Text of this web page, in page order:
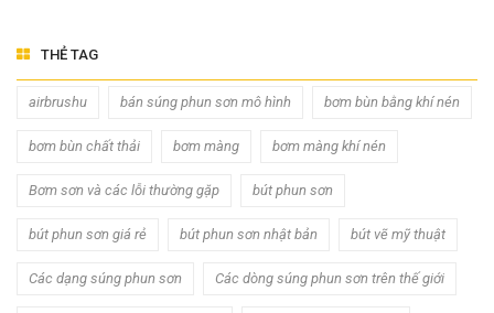
THẺ TAG
airbrushu bán súng phun sơn mô hình bơm bùn bằng khí nén
bơm bùn chất thải bơm màng bơm màng khí nén
Bơm sơn và các lỗi thường gặp bút phun sơn
bút phun sơn giá rẻ bút phun sơn nhật bản bút vẽ mỹ thuật
Các dạng súng phun sơn Các dòng súng phun sơn trên thế giới